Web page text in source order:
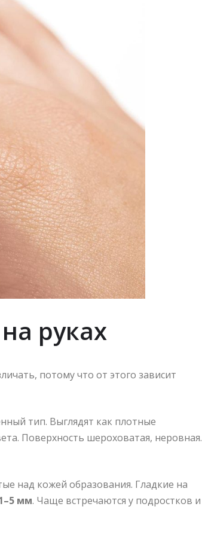
руках
потому что от этого зависит
тип. Выглядят как плотные
Поверхность шероховатая, неровная.
над кожей образования. Гладкие на
мм. Чаще встречаются у подростков и